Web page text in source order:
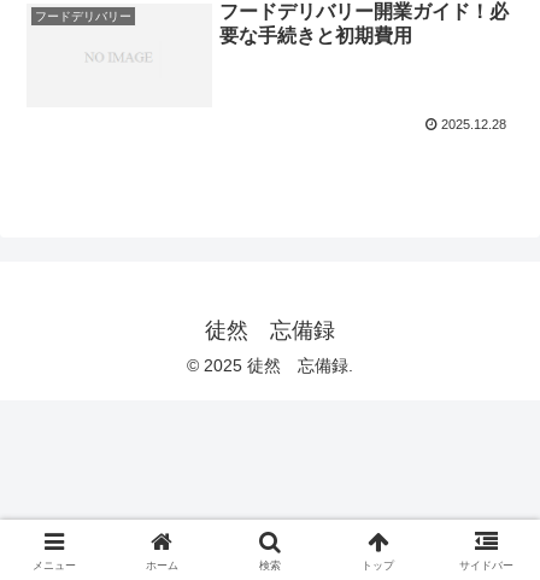
フードデリバリー
フードデリバリー開業ガイド！必
要な手続きと初期費用
2025.12.28
徒然 忘備録
© 2025 徒然 忘備録.
メニュー ホーム 検索 トップ サイドバー